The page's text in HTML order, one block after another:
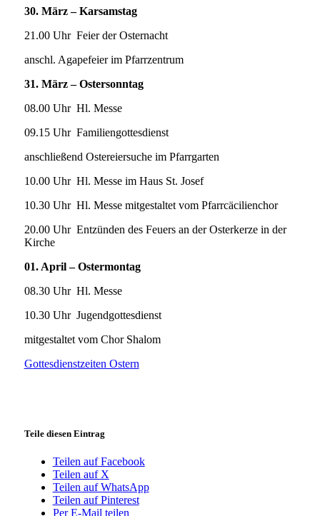
30. März –Karsamstag
21.00 Uhr Feier der Osternacht
anschl. Agapefeier im Pfarrzentrum
31. März – Ostersonntag
08.00 Uhr Hl. Messe
09.15 Uhr Familiengottesdienst
anschließend Ostereiersuche im Pfarrgarten
10.00 Uhr Hl. Messe im Haus St. Josef
10.30 Uhr Hl. Messe mitgestaltet vom Pfarrcäcilienchor
20.00 Uhr Entzünden des Feuers an der Osterkerze in der
Kirche
01. April – Ostermontag
08.30 Uhr Hl. Messe
10.30 Uhr Jugendgottesdienst
mitgestaltet vom Chor Shalom
Gottesdienstzeiten Ostern
Teile diesen Eintrag
Teilen auf Facebook
Teilen auf X
Teilen auf WhatsApp
Teilen auf Pinterest
Per E-Mail teilen